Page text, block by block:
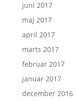
juni 2017
maj 2017
april 2017
marts 2017
februar 2017
januar 2017
december 2016